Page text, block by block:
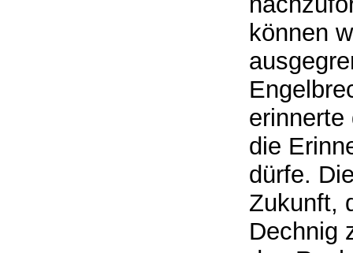
können
erinnerte
die
dürfe.
Zukunft,
Dechnig